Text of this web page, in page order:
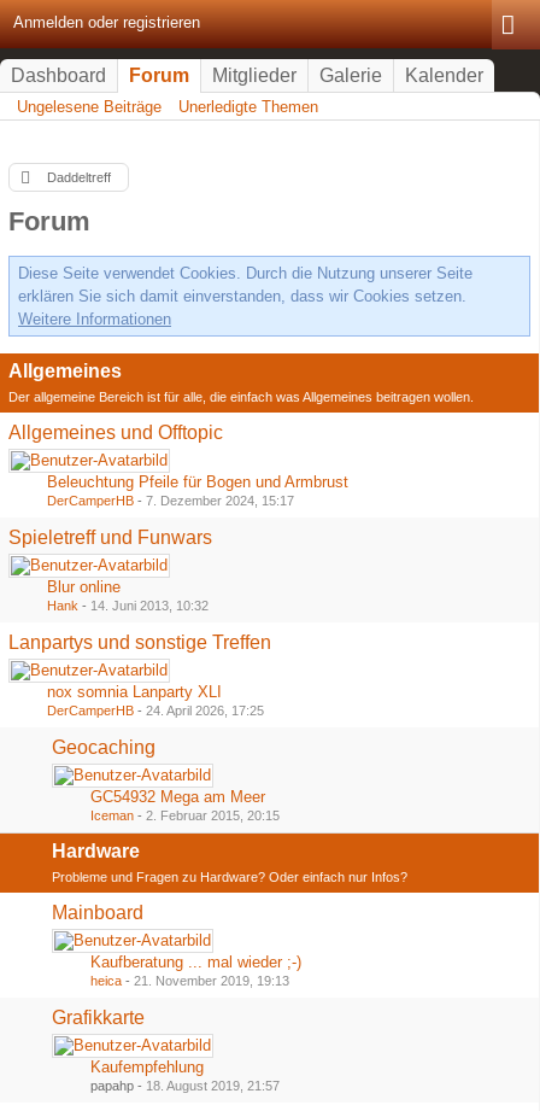
Anmelden oder registrieren
Dashboard Forum Mitglieder Galerie Kalender
Ungelesene Beiträge Unerledigte Themen
Daddeltreff
Forum
Diese Seite verwendet Cookies. Durch die Nutzung unserer Seite
erklären Sie sich damit einverstanden, dass wir Cookies setzen.
Weitere Informationen
Allgemeines
Der allgemeine Bereich ist für alle, die einfach was Allgemeines beitragen wollen.
Allgemeines und Offtopic
Beleuchtung Pfeile für Bogen und Armbrust
DerCamperHB - 7. Dezember 2024, 15:17
Spieletreff und Funwars
Blur online
Hank - 14. Juni 2013, 10:32
Lanpartys und sonstige Treffen
nox somnia Lanparty XLI
DerCamperHB - 24. April 2026, 17:25
Geocaching
GC54932 Mega am Meer
Iceman - 2. Februar 2015, 20:15
Hardware
Probleme und Fragen zu Hardware? Oder einfach nur Infos?
Mainboard
Kaufberatung ... mal wieder ;-)
heica - 21. November 2019, 19:13
Grafikkarte
Kaufempfehlung
papahp - 18. August 2019, 21:57